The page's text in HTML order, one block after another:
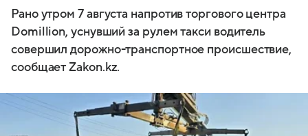
Рано утром 7 августа напротив торгового центра
Domillion, уснувший за рулем такси водитель
совершил дорожно-транспортное происшествие,
сообщает Zakon.kz.